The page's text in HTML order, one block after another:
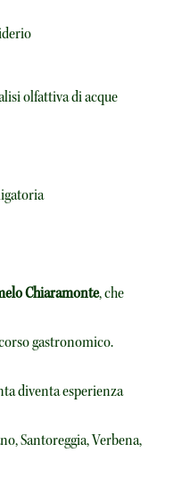
olfattiva di acque
Chiaramonte, che
gastronomico.
diventa esperienza
Santoreggia, Verbena,